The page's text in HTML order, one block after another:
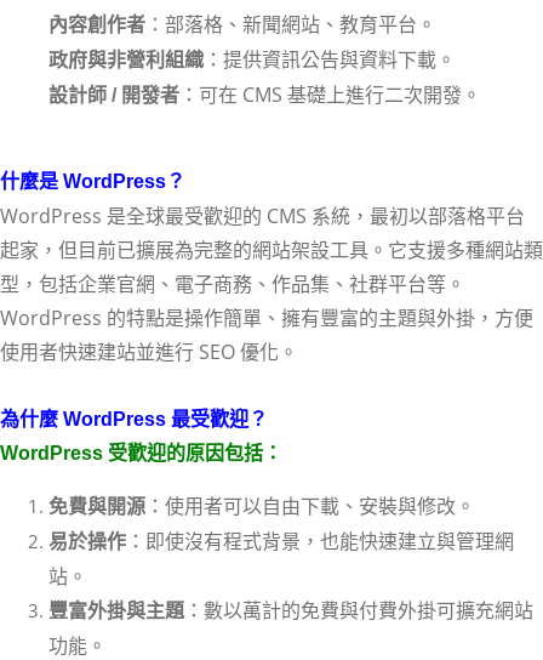
內容創作者 ：部落格、新聞網站、教育平台。
政府與非營利組織 ：提供資訊公告與資料下載。
設計師 / 開發者 ：可在 CMS 基礎上進行二次開發。
什麼是 WordPress？
WordPress 是全球最受歡迎的 CMS 系統，最初以部落格平台
起家，但目前已擴展為完整的網站架設工具。它支援多種網站類
型，包括企業官網、電子商務、作品集、社群平台等。
WordPress 的特點是操作簡單、擁有豐富的主題與外掛，方便
使用者快速建站並進行 SEO 優化。
為什麼 WordPress 最受歡迎？
WordPress 受歡迎的原因包括：
免費與開源 ：使用者可以自由下載、安裝與修改。
易於操作 ：即使沒有程式背景，也能快速建立與管理網
站。
豐富外掛與主題 ：數以萬計的免費與付費外掛可擴充網站
功能。